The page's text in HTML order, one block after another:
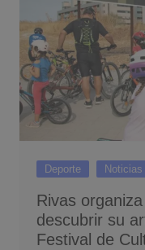
Deporte
Rivas
descubrir su
Festival de